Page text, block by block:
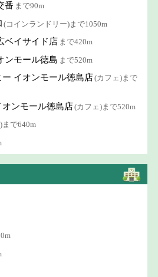
番 まで90m
(コインランドリー)まで1050m
ベイサイド店 まで420m
ンモール徳島 まで520m
イオンモール徳島店(カフェ)まで
ンモール徳島店(カフェ)まで520m
まで640m